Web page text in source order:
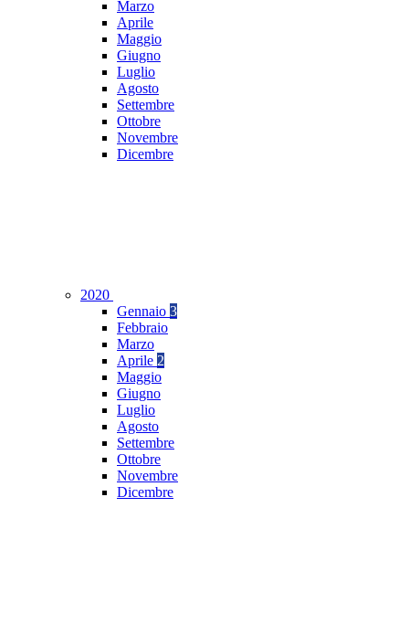
Marzo
Aprile
Maggio
Giugno
Luglio
Agosto
Settembre
Ottobre
Novembre
Dicembre
2020
Gennaio 3
Febbraio
Marzo
Aprile 2
Maggio
Giugno
Luglio
Agosto
Settembre
Ottobre
Novembre
Dicembre